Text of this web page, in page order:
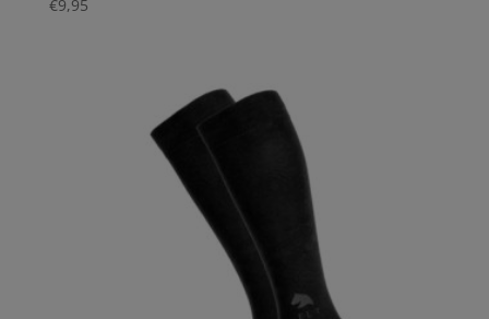
€9,95